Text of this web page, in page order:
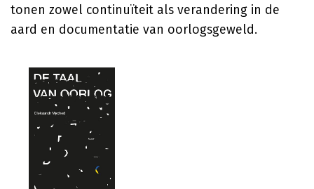
tonen zowel continuïteit als verandering in de
aard en documentatie van oorlogsgeweld.